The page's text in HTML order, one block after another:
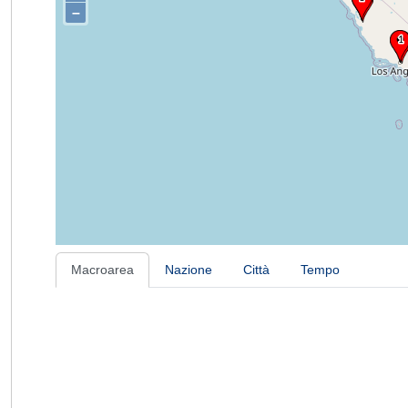
–
Macroarea Nazione Città Tempo